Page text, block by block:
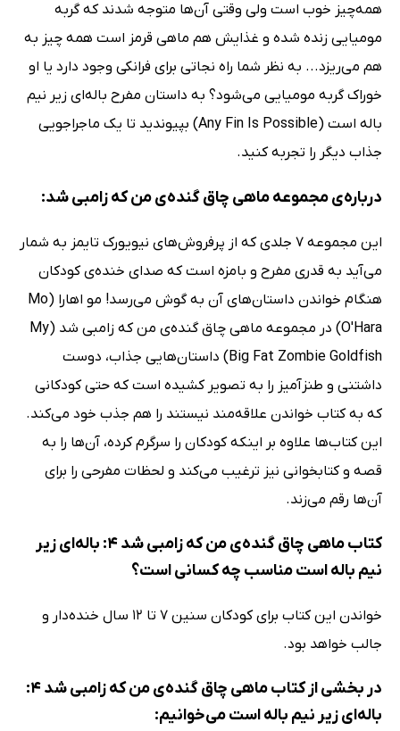
همه‌چیز خوب است ولی وقتی آن‌ها متوجه شدند که گربه
مومیایی‌ زنده شده و غذایش هم ماهی قرمز است همه چیز به
هم می‌ریزد... به نظر شما راه نجاتی برای فرانکی وجود دارد یا او
خوراک گربه مومیایی می‌شود؟ به داستان مفرح باله‌ای زیر نیم
باله است (Any Fin Is Possible) بپیوندید تا یک ماجراجویی
جذاب دیگر را تجربه کنید.
درباره‌ی مجموعه ماهی چاق گنده‌ی من که زامبی شد:
این مجموعه 7 جلدی که از پرفروش‌های نیویورک تایمز به شمار
می‌آید به قدری مفرح و بامزه است که صدای خنده‌ی کودکان
هنگام خواندن داستان‌های آن به گوش می‌رسد! مو اهارا (Mo
O'Hara) در مجموعه ماهی چاق گنده‌ی من که زامبی شد (My
Big Fat Zombie Goldfish) داستان‌هایی جذاب، دوست
داشتنی و طنزآمیز را به تصویر کشیده است که حتی کودکانی
که به کتاب خواندن علاقه‌مند نیستند را هم جذب خود می‌کند.
این کتاب‌ها علاوه بر اینکه کودکان را سرگرم کرده، آن‌ها را به
قصه و کتابخوانی نیز ترغیب می‌کند و لحظات مفرحی را برای
آن‌ها رقم می‌زند.
کتاب ماهی چاق گنده‌ی من که زامبی شد 4: باله‌ای زیر
نیم باله است مناسب چه کسانی است؟
خواندن این کتاب برای کودکان سنین 7 تا 12 سال خنده‌دار و
جالب خواهد بود.
در بخشی از کتاب ماهی چاق گنده‌ی من که زامبی شد 4:
باله‌ای زیر نیم باله است می‌خوانیم: